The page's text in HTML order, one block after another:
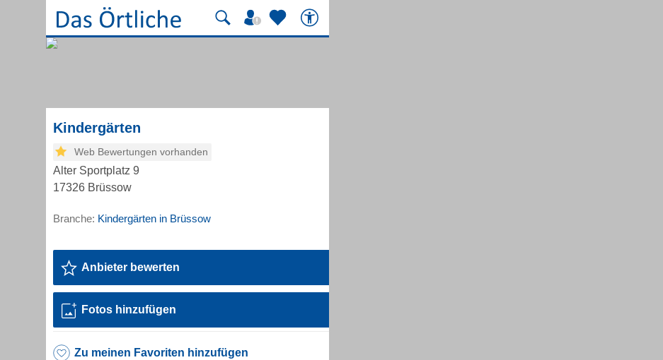
Kindergärten
Web Bewertungen vorhanden
Alter Sportplatz 9
17326 Brüssow
Branche: Kindergärten in Brüssow
Anbieter bewerten
Fotos hinzufügen
Zu meinen Favoriten hinzufügen